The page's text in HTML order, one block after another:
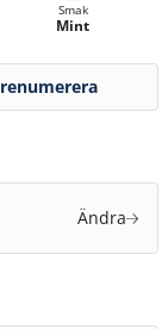
Smak
Mint
Ändra